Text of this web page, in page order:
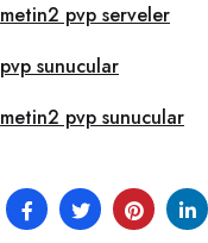
metin2 pvp serveler
pvp sunucular
metin2 pvp sunucular